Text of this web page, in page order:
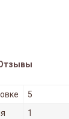
5
1